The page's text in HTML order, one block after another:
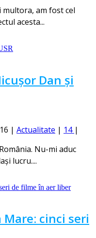
multora, am fost cel
acesta...
Dan și
| Actualitate | 14 |
Nu-mi aduc
lucru....
Mare: cinci seri